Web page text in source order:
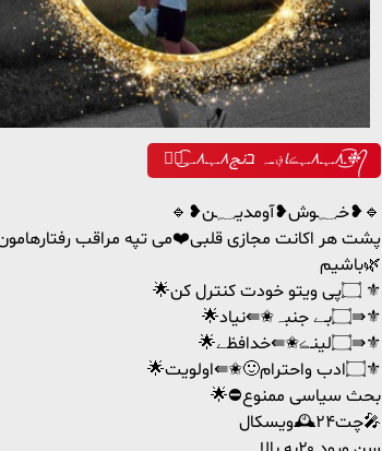
❉᭄͜͡ـ٨ـﮩـ۸ـﮩڪا؋ــہ בنج٨ـﮩـ۸ـﮩ❉᭄͜͡
🔹❥خـ؁ـوش❥آومدیـ؁ـن❥🔹
باشیم🌿
🌟۝پی ویتو خودت کنترل کن ⚜️
🌟۝بـے جنبہ✬⇚نیاد⇛⚜️
🌟۝لینـڪ✬⇚خدافظے⇛⚜️
🌟۝ادب واحترام🙂✬⇚اولویت⚜
🌟⛔بحث سیاسی ممنوع
چت۲۴🕰ویسکال🎤